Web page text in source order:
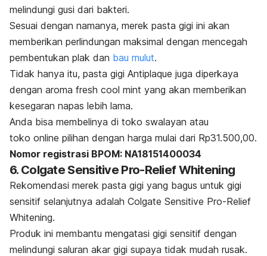
melindungi gusi dari bakteri.
Sesuai dengan namanya, merek pasta gigi ini akan
memberikan perlindungan maksimal dengan mencegah
pembentukan plak dan bau mulut.
Tidak hanya itu, pasta gigi Antiplaque juga diperkaya
dengan aroma fresh cool mint yang akan memberikan
kesegaran napas lebih lama.
Anda bisa membelinya di toko swalayan atau
toko online pilihan dengan harga mulai dari Rp31.500,00.
Nomor registrasi BPOM: NA18151400034
6. Colgate Sensitive Pro-Relief Whitening
Rekomendasi merek pasta gigi yang bagus untuk gigi
sensitif selanjutnya adalah Colgate Sensitive Pro-Relief
Whitening.
Produk ini membantu mengatasi gigi sensitif dengan
melindungi saluran akar gigi supaya tidak mudah rusak.